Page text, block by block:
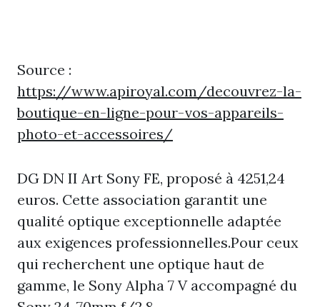
Source :
https://www.apiroyal.com/decouvrez-la-
boutique-en-ligne-pour-vos-appareils-
photo-et-accessoires/
DG DN II Art Sony FE, proposé à 4251,24
euros. Cette association garantit une
qualité optique exceptionnelle adaptée
aux exigences professionnelles.Pour ceux
qui recherchent une optique haut de
gamme, le Sony Alpha 7 V accompagné du